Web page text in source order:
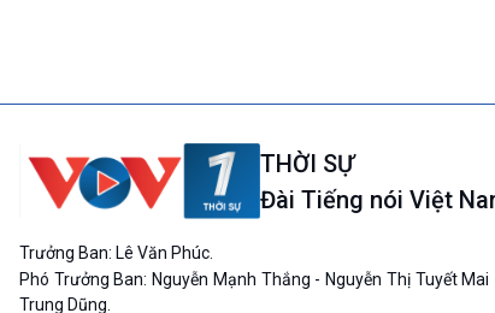
THỜI SỰ
Đài Tiếng nói Việt
Trưởng Ban: Lê Văn Phúc.
Phó Trưởng Ban: Nguyễn Mạnh Thắng - Nguyễn Thị Tuyết
Trung Dũng.